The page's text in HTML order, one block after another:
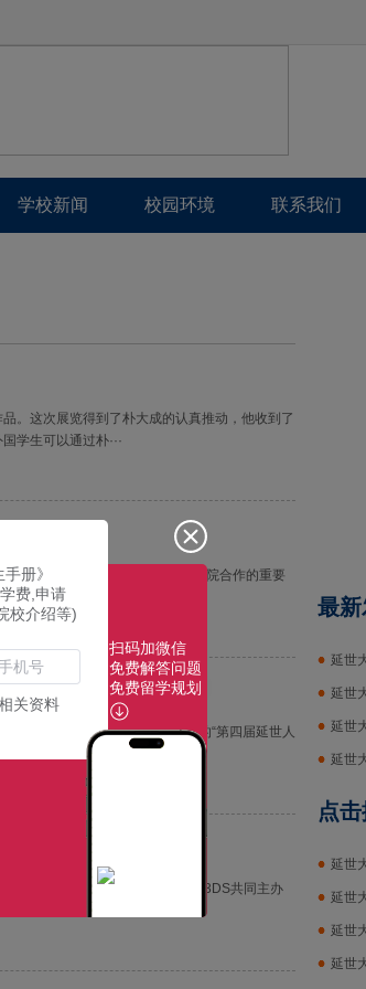
学校新闻 校园环境 联系我们
。这次展览得到了朴大成的认真推动，他收到了
学生可以通过朴···
解备忘录（MOU）。该协议是两院合作的重要
容是 ▲ 支持量子算法···
、高中生及其家长举办为期三天的“第四届延世人
座，他们不仅···
室和高丽大学（金东元校长）KU3DS共同主办
伍参加了本次创···
最
延世
延世
延世
延世
点
延世
延世
延世
延世
册》
费,申请
校介绍等)
关资料
扫码加微信
免费解答问题
免费留学规划